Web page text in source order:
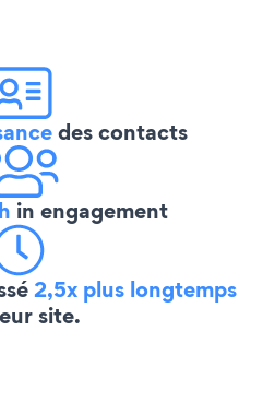
des contacts
in engagement
2,5x plus longtemps
site.